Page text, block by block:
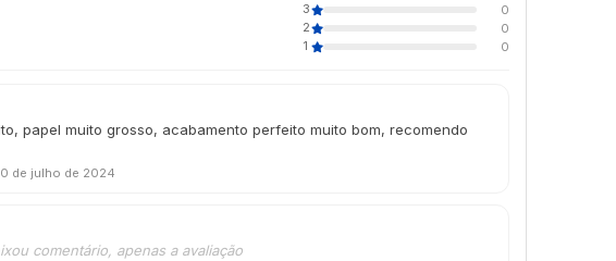
3
0
2
0
1
0
papel muito grosso, acabamento perfeito muito bom, recomendo
de julho de 2024
comentário, apenas a avaliação